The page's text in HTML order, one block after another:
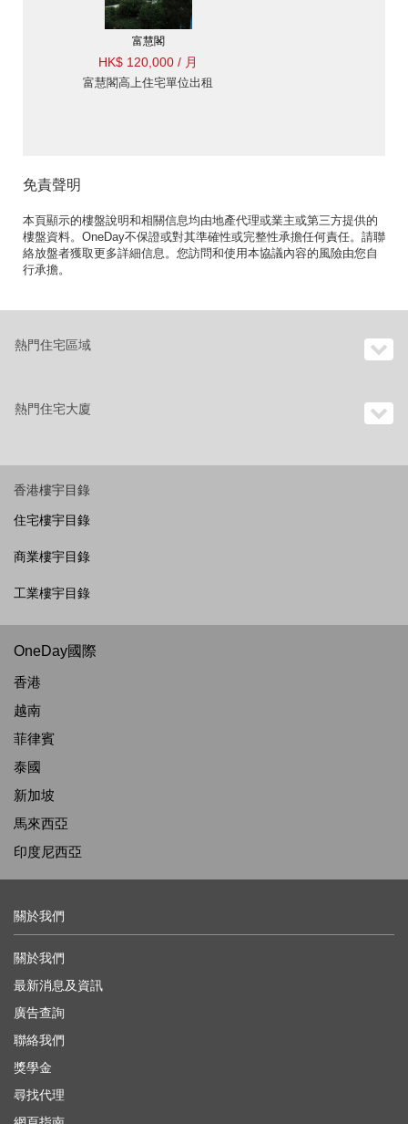
富慧閣
HK$ 120,000 / 月
富慧閣高上住宅單位出租
免責聲明
本頁顯示的樓盤說明和相關信息均由地產代理或業主或第三方提供的
樓盤資料。OneDay不保證或對其準確性或完整性承擔任何責任。請聯
絡放盤者獲取更多詳細信息。您訪問和使用本協議內容的風險由您自
行承擔。
熱門住宅區域
熱門住宅大廈
香港樓宇目錄
住宅樓宇目錄
商業樓宇目錄
工業樓宇目錄
OneDay國際
香港
越南
菲律賓
泰國
新加坡
馬來西亞
印度尼西亞
關於我們
關於我們
最新消息及資訊
廣告查詢
聯絡我們
獎學金
尋找代理